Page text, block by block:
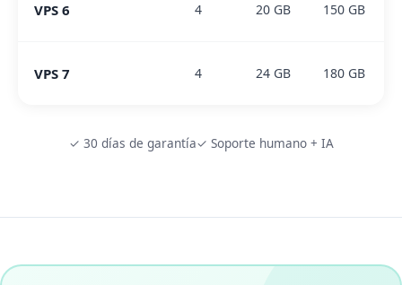
VPS 6 4 20 GB 150 GB
VPS 7 4 24 GB 180 GB
✓ 30 días de garantía✓ Soporte humano + IA